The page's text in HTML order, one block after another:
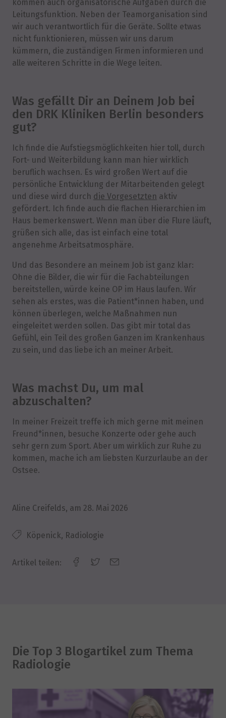
kommen auch organisatorische Aufgaben durch die
Leitungsfunktion. Neben der Teamorganisation sind
wir auch verantwortlich für die Geräte. Sollte etwas
nicht funktionieren, müssen wir uns darum
kümmern, die zuständigen Firmen informieren und
alle weiteren Schritte in die Wege leiten.
Was gefällt Dir an Deinem Job bei
den DRK Kliniken Berlin besonders
gut?
Ich finde die Aufstiegsmöglichkeiten hier toll, durch
Fort- und Weiterbildung kann man hier wirklich
beruflich wachsen. Es wird großen Wert auf die
persönliche Entwicklung der Mitarbeitenden gelegt
und diese wird durch die Vorgesetzten aktiv
gefördert. Ich finde auch die flachen Hierarchien im
Haus bemerkenswert. Wenn man über die Flure läuft,
grüßen sich alle, das ist einfach eine total
angenehme Arbeitsatmosphäre.
Und das Besondere an meinem Job ist ganz klar:
Ohne die Bilder, die wir für die Fachabteilungen
bereitstellen, würde keine OP im Haus laufen. Wir
sehen als erstes, was die Patient*innen haben, und
können überlegen, welche Maßnahmen nun
eingeleitet werden sollen. Das gibt mir total das
Gefühl, ein Teil des großen Ganzen im Krankenhaus
zu sein, und das liebe ich an meiner Arbeit.
Was machst Du, um mal
abzuschalten?
In meiner Freizeit treffe ich mich gerne mit meinen
Freund*innen, besuche Konzerte oder gehe auch
sehr gern zum Sport. Aber um wirklich zur Ruhe zu
kommen, mache ich am liebsten Kurzurlaube an der
Ostsee.
Aline Creifelds, am 28. Mai 2026
Köpenick, Radiologie
Artikel teilen:
Die Top 3 Blogartikel zum Thema
Radiologie